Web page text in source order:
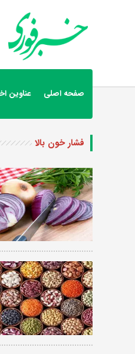
صفحه اصلی عناوین
فشار خون بالا